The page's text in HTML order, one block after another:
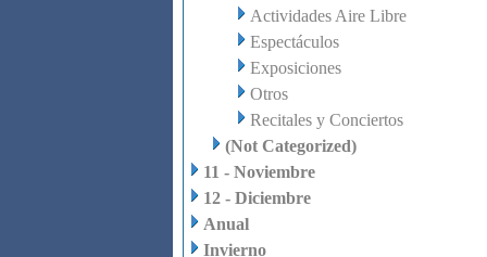
Actividades Aire Libre
Espectáculos
Exposiciones
Otros
Recitales y Conciertos
(Not Categorized)
11 - Noviembre
12 - Diciembre
Anual
Invierno